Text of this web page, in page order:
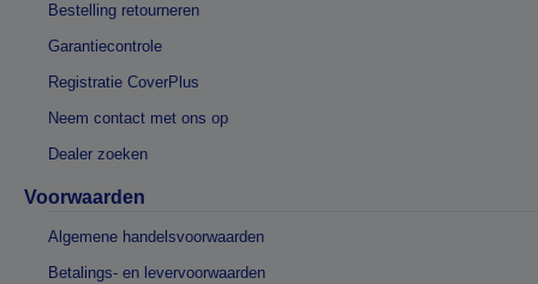
Bestelling retourneren
Garantiecontrole
Registratie CoverPlus
Neem contact met ons op
Dealer zoeken
Voorwaarden
Algemene handelsvoorwaarden
Betalings- en levervoorwaarden